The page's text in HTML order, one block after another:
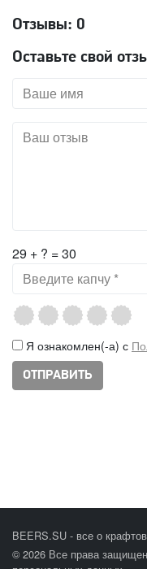
Отзывы: 0
Оставьте свой
29 + ? = 30
Я ознакомлен(-а) с
BEERS.SU - все о
© 2026 Все права